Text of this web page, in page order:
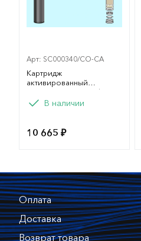
Арт: SC000340/CO-CA
Картридж
активированный
катализатор для Coltri
MCH 6В наличии
10 665 ₽
Оплата
Доставка
Возврат товара